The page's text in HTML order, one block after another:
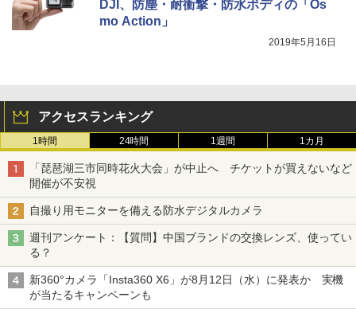
DJI、防塵・耐衝撃・防⽔ボディの「Os
mo Action」
2019年5月16日
アクセスランキング
1時間 24時間 1週間 1カ月
「琵琶湖三市同時花火大会」が中止へ チケットが買えないなど
開催が不安視
自撮り用モニターを備える防水デジタルカメラ
週刊アンケート：【質問】中国ブランドの交換レンズ、使ってい
る？
新360°カメラ「Insta360 X6」が8月12日（水）に発表か 実機
が当たるキャンペーンも